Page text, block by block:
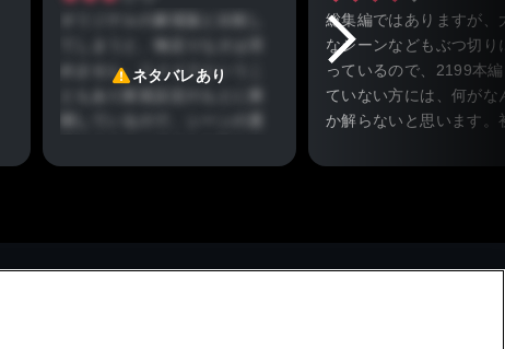
めません。リメイクというこ
ことは分かります。
して、見応えのあるものにな
ネタバレあり
総集編ではありますが、
なシーンなどもぶつ切り
っているので、2199本
ていない方には、何がな
か解らないと思います。
海」を見る前に本編を観